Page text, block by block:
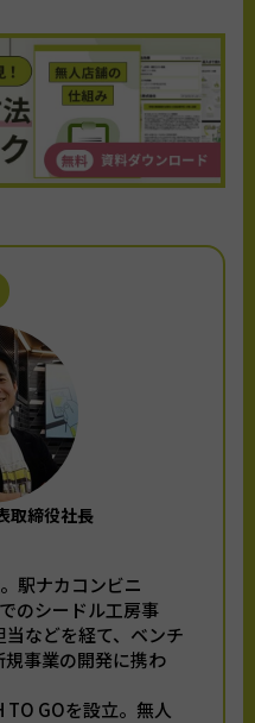
取締役社長
駅ナカコンビニ
のシードル工房事
などを経て、ベンチ
事業の開発に携わ
GOを設立。無人